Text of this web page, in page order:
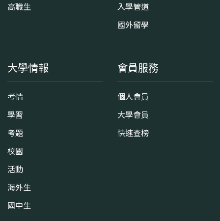
高職生
入學管道
國外留學
大學情報
考情
學習
考題
校園
活動
海外生
國中生
會員服務
個人會員
大學會員
快速查榜